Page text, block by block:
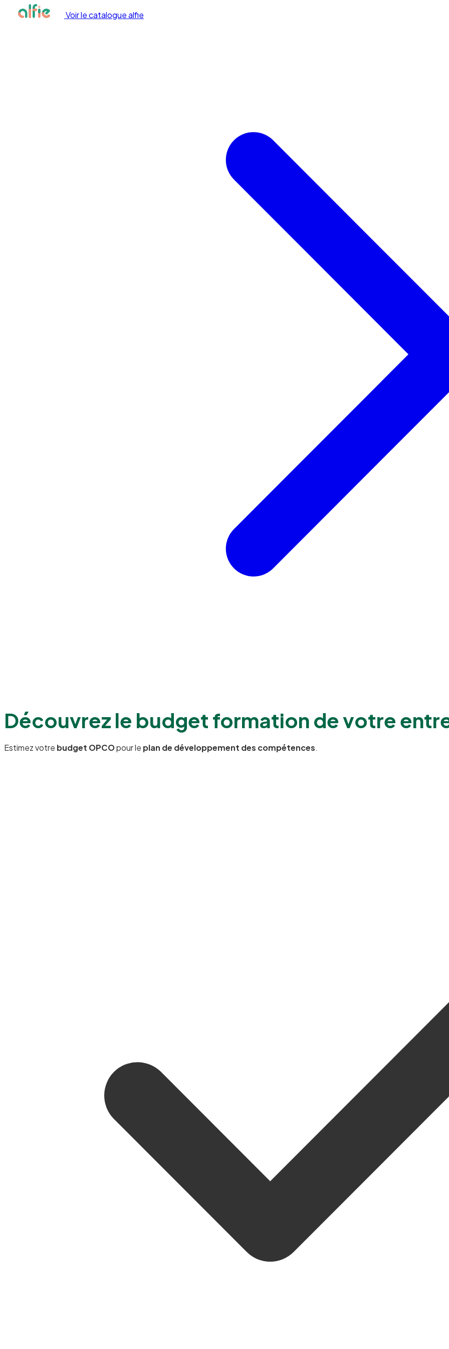
Voir le catalogue alfie
Découvrez le budget formationde votre
Estimez votre budget OPCOpour le plan de développement des compétences.